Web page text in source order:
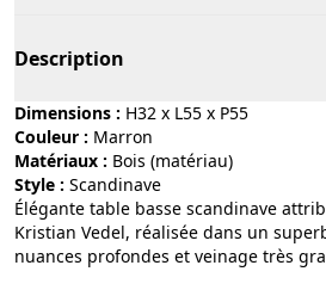
Description
Dimensions : H32 x L55 x P55
Couleur :
marron
Matériaux :
bois (matériau)
Style :
scandinave
Élégante table basse scandinave
Kristian Vedel, réalisée dans un
nuances profondes et veinage très